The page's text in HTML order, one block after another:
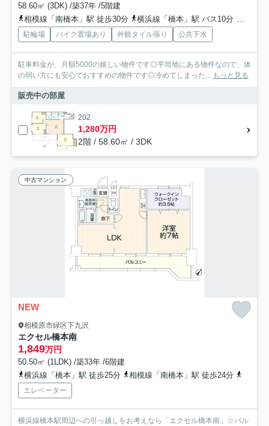
58.60㎡ (3DK) /築37年 /5階建
相模線「南橋本」駅 徒歩30分
横浜線「橋本」駅 バス10分 神奈川中央交通「大沢団地前」 停歩7分
駐輪場 バイク置場あり 外観タイル張り 公共下水
駐車料金が、月額5000の嬉しい物件です◎平坦地にある物件なので、体
の弱い方にも安心でおすすめの物件です◎冷めてしまった... もっと見る
販売中の部屋
202
1,280万円
2階 / 58.60㎡ / 3DK
中古マンション
NEW
相模原市緑区下九沢
エクセル橋本南
1,849万円
50.50㎡ (1LDK) /築33年 /6階建
横浜線「橋本」駅 徒歩25分
相模線「南橋本」駅 徒歩24分
エレベーター
横浜線橋本駅周辺への引っ越しをお考えなら「エクセル橋本南」☆バル